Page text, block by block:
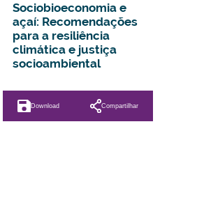
Sociobioeconomia e
açaí: Recomendações
para a resiliência
climática e justiça
socioambiental
Download Compartilhar